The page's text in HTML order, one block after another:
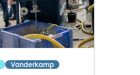
Vanderkamp